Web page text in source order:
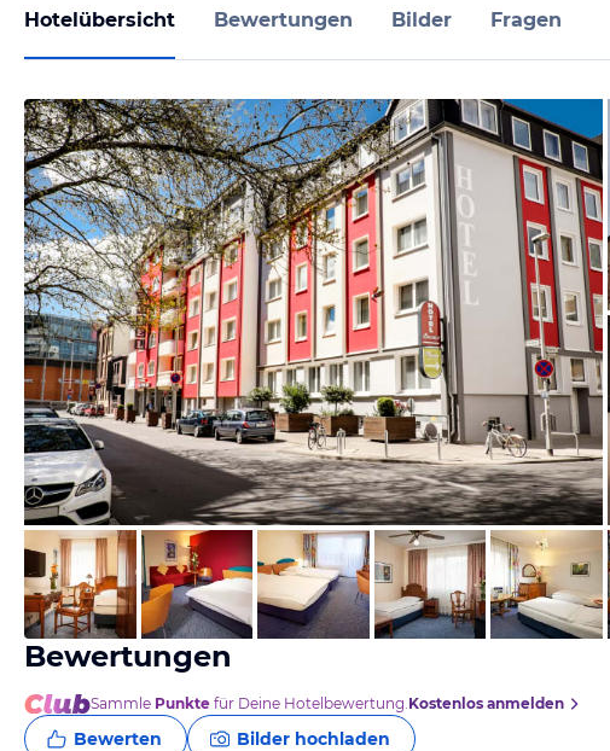
Hotelübersicht Bewertungen Bilder Fragen
vom Hotelier, Januar 2019
Bewertungen
Sammle Punkte für Deine Hotelbewertung.Kostenlos anmelden
Bewerten Bilder hochladen